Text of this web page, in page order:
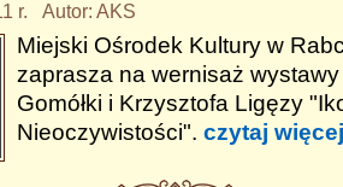
r. Autor: AKS
Miejski Ośrodek Kultury w
zaprasza na wernisaż wystawy
Gomółki i Krzysztofa Ligęzy
Nieoczywistości". czytaj więcej